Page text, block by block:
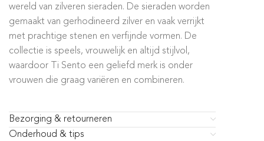
wereld van zilveren sieraden. De sieraden worden
gemaakt van gerhodineerd zilver en vaak verrijkt
met prachtige stenen en verfijnde vormen. De
collectie is speels, vrouwelijk en altijd stijlvol,
waardoor Ti Sento een geliefd merk is onder
vrouwen die graag variëren en combineren.
Bezorging & retourneren
Onderhoud & tips